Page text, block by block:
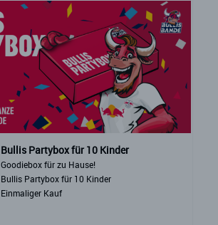
Bullis Partybox für 10 Kinder
Goodiebox für zu Hause!
Bullis Partybox für 10 Kinder
Einmaliger Kauf